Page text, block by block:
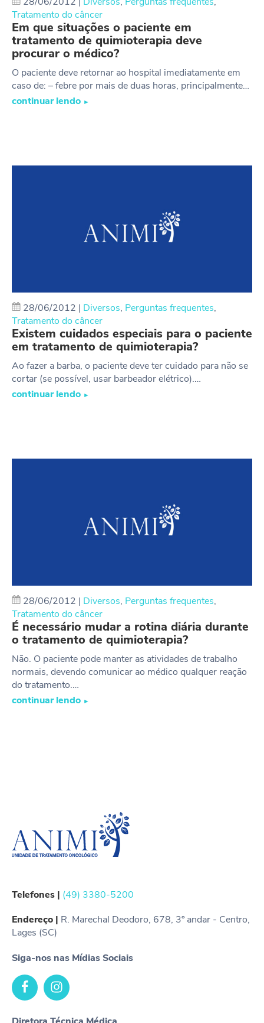
Tratamento do câncer
Em que situações o paciente em
tratamento de quimioterapia deve
procurar o médico?
O paciente deve retornar ao hospital imediatamente em
caso de: – febre por mais de duas horas, principalmente…
continuar lendo ►
28/06/2012 | Diversos, Perguntas frequentes,
Tratamento do câncer
Existem cuidados especiais para o paciente
em tratamento de quimioterapia?
Ao fazer a barba, o paciente deve ter cuidado para não se
cortar (se possível, usar barbeador elétrico).…
continuar lendo ►
28/06/2012 | Diversos, Perguntas frequentes,
Tratamento do câncer
É necessário mudar a rotina diária durante
o tratamento de quimioterapia?
Não. O paciente pode manter as atividades de trabalho
normais, devendo comunicar ao médico qualquer reação
do tratamento.…
continuar lendo ►
Telefones | (49) 3380-5200
Endereço | R. Marechal Deodoro, 678, 3º andar - Centro,
Lages (SC)
Siga-nos nas Mídias Sociais